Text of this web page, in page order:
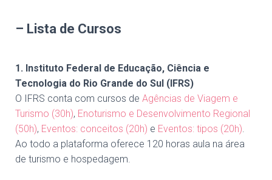
– Lista de Cursos
1. Instituto Federal de Educação, Ciência e
Tecnologia do Rio Grande do Sul (IFRS)
O IFRS conta com cursos de Agências de Viagem e
Turismo (30h), Enoturismo e Desenvolvimento Regional
(50h), Eventos: conceitos (20h) e Eventos: tipos (20h).
Ao todo a plataforma oferece 120 horas aula na área
de turismo e hospedagem.